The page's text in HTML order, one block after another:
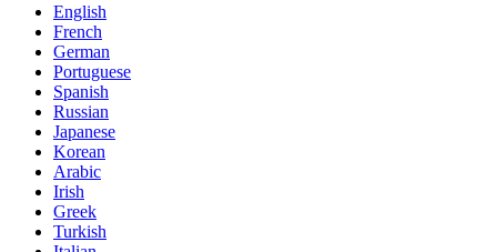
English
French
German
Portuguese
Spanish
Russian
Japanese
Korean
Arabic
Irish
Greek
Turkish